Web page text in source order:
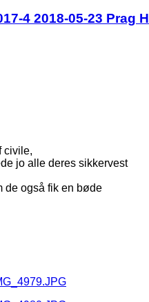
4 2018-05-23 Prag H
civile,
jo alle deres sikkervest
de også fik en bøde